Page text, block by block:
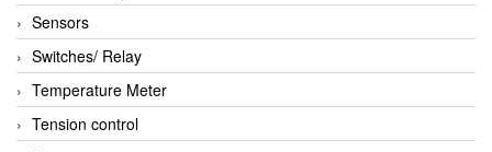
Sensors
Switches/ Relay
Temperature Meter
Tension control